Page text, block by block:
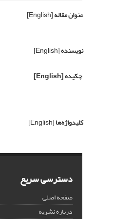
عنوان مقاله[English]
نویسنده[English]
چکیده[English]
کلیدواژه‌ها[English]
دسترسی سریع
صفحه اصلی
درباره نشریه